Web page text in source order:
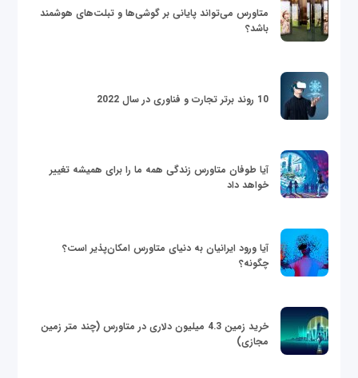
متاورس می‌تواند پایانی بر گوشی‌ها و تبلت‌های هوشمند
باشد؟
10 روند برتر تجارت و فناوری در سال 2022
آیا طوفان متاورس زندگی همه ما را برای همیشه تغییر
خواهد داد
آیا ورود ایرانیان به دنیای متاورس امکان‌پذیر است؟
چگونه؟
خرید زمین 4.3 میلیون دلاری در متاورس (چند متر زمین
مجازی)